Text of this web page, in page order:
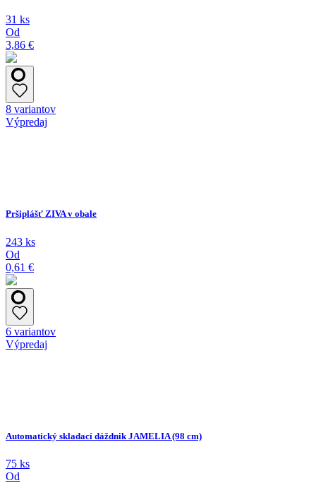
31 ks
Od
3,86 €
8 variantov
Výpredaj
Pršiplášť ZIVA v obale
243 ks
Od
0,61 €
6 variantov
Výpredaj
Automatický skladací dáždnik JAMELIA (98 cm)
75 ks
Od